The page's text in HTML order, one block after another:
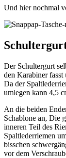
Und hier nochmal
Der Schultergurt
den Karabiner fasst
Da der
umlegen kann 4,5
An die beiden
Schablone an, Die
inneren Teil des
Spaltlederriemen
bisschen
vor dem